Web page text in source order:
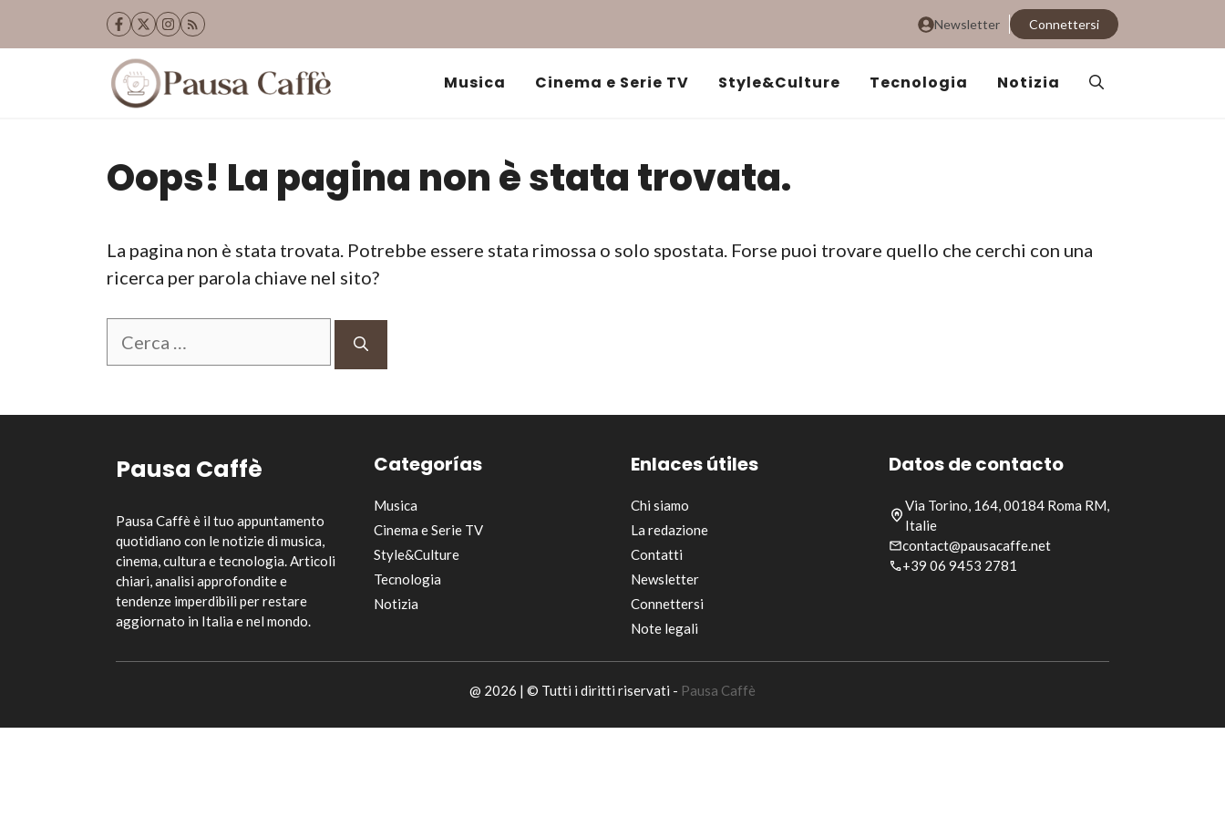
Newsletter Connettersi
Musica Cinema e Serie TV Style&Culture Tecnologia Notizia
Oops! La pagina non è stata trovata.
La pagina non è stata trovata. Potrebbe essere stata rimossa o solo spostata. Forse puoi trovare quello che cerchi con una
ricerca per parola chiave nel sito?
Ricerca
Pausa Caffè
Pausa Caffè è il tuo appuntamento
quotidiano con le notizie di musica,
cinema, cultura e tecnologia. Articoli
chiari, analisi approfondite e
tendenze imperdibili per restare
aggiornato in Italia e nel mondo.
Categorías
Musica
Cinema e Serie TV
Style&Culture
Tecnologia
Notizia
Enlaces útiles
Chi siamo
La redazione
Contatti
Newsletter
Connettersi
Note legali
Datos de contacto
Via Torino, 164, 00184 Roma RM,
Italie
contact@pausacaffe.net
+39 06 9453 2781
@ 2026 | © Tutti i diritti riservati - Pausa Caffè